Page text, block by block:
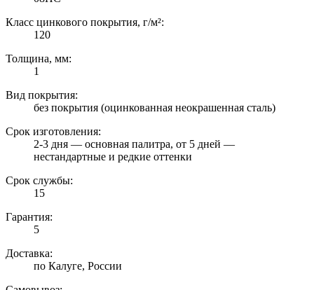
Класс цинкового покрытия, г/м²:
120
Толщина, мм:
1
Вид покрытия:
без покрытия (оцинкованная неокрашенная сталь)
Срок изготовления:
2-3 дня — основная палитра, от 5 дней —
нестандартные и редкие оттенки
Срок службы:
15
Гарантия:
5
Доставка:
по Калуге, России